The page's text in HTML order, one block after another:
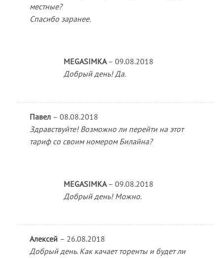
местные?
Спасибо заранее.
MEGASIMKA – 09.08.2018
Добрый день! Да.
Павел – 08.08.2018
Здравствуйте! Возможно ли перейти на этот
тариф со своим номером Билайна?
MEGASIMKA – 09.08.2018
Добрый день! Можно.
Алексей – 26.08.2018
Добрый день. Как качает торенты и будет ли